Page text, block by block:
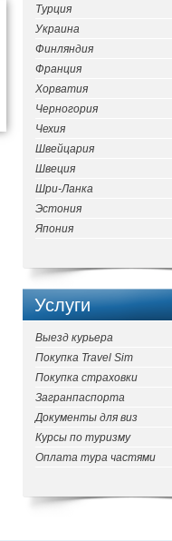
Турция
Украина
Финляндия
Франция
Хорватия
Черногория
Чехия
Швейцария
Швеция
Шри-Ланка
Эстония
Япония
Услуги
Выезд курьера
Покупка Travel Sim
Покупка страховки
Загранпаспорта
Документы для виз
Курсы по туризму
Оплата тура частями